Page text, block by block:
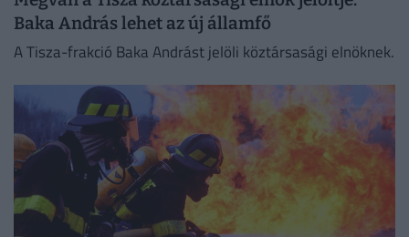
Baka András lehet az új államfő
A Tisza-frakció Baka Andrást jelöli köztársasági elnöknek.